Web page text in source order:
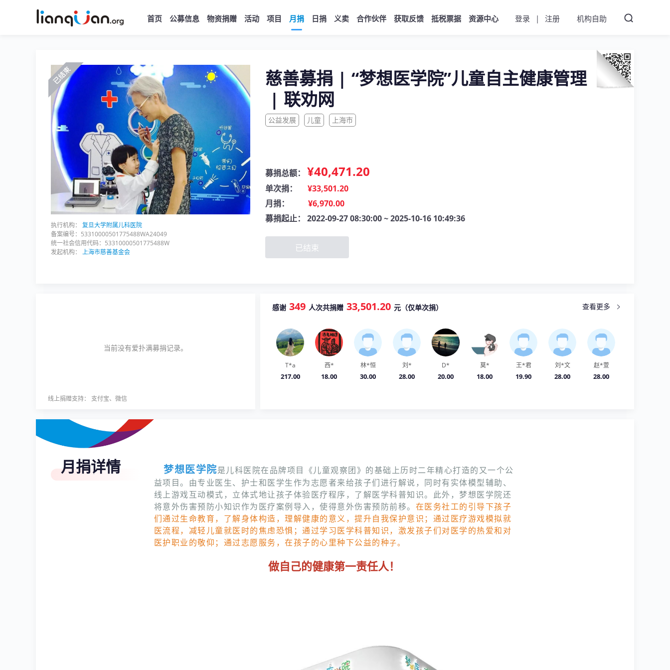
首页 公募信息 物资捐赠 活动 项目 月捐 日捐 义卖 合作伙伴 获取反馈 抵税票据 资源中心 登录 | 注册 机构自助
执行机构： 复旦大学附属儿科医院
备案编号：53310000501775488WA24049
统一社会信用代码：53310000501775488W
发起机构： 上海市慈善基金会
慈善募捐 | “梦想医学院”儿童自主健康管理
| 联劝网
公益发展 儿童 上海市
募捐总额： ¥40,471.20
单次捐：
¥33,501.20
月捐：
¥6,970.00
募捐起止： 2022-09-27 08:30:00 ~ 2025-10-16 10:49:36
已结束
当前没有爱扑满募捐记录。
线上捐赠支持： 支付宝、微信
感谢 349 人次共捐赠 33,501.20 元（仅单次捐） 查看更多
T*a
217.00
西*
18.00
林*恒
30.00
刘*
28.00
D*
20.00
莫*
18.00
王*君
19.90
刘*文
28.00
赵*萱
28.00
月捐详情 梦想医学院是儿科医院在品牌项目《儿童观察团》的基础上历时二年精心打造的又一个公
益项目。由专业医生、护士和医学生作为志愿者来给孩子们进行解说，同时有实体模型辅助、
线上游戏互动模式，立体式地让孩子体验医疗程序，了解医学科普知识。此外，梦想医学院还
将意外伤害预防小知识作为医疗案例导入，使得意外伤害预防前移。 在医务社工的引导下孩子
们通过生命教育，了解身体构造，理解健康的意义，提升自我保护意识；通过医疗游戏模拟就
医流程，减轻儿童就医时的焦虑恐惧；通过学习医学科普知识，激发孩子们对医学的热爱和对
医护职业的敬仰；通过志愿服务，在孩子的心里种下公益的种子。
做自己的健康第一责任人！